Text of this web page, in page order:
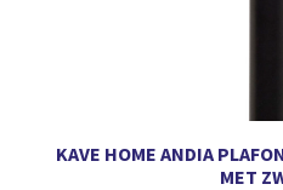
KAVE HOME ANDIA
MET